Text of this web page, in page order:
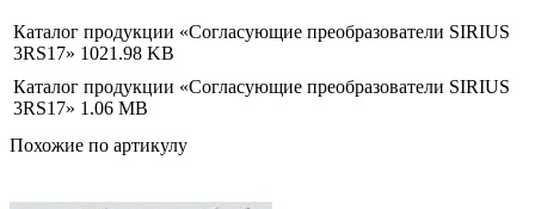
Каталог продукции «Согласующие преобразователи SIRIUS
3RS17» 1021.98 KB
Каталог продукции «Согласующие преобразователи SIRIUS
3RS17» 1.06 MB
Похожие по артикулу